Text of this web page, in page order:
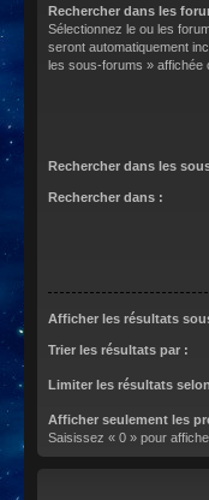
Rechercher dans les
Sélectionnez le ou les
seront automatiquement
les sous-forums » affichée
Rechercher dans les
Rechercher dans :
Afficher les résultats
Trier les résultats par :
Limiter les résultats
Afficher seulement les
Saisissez « 0 » pour